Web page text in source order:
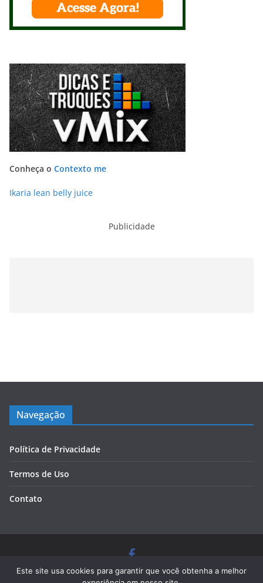
Conheça o Contexto me
Ikaria lean belly juice
Publicidade
Navegação
Política de Privacidade
Termos de Uso
Contato
Copyright © 2026 Blog Cursos de Qualidade. Todos os
Este site usa cookies para garantir que você obtenha a melhor